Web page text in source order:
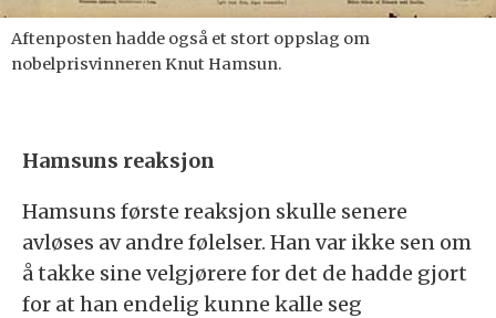
Aftenposten hadde også et stort oppslag om
nobelprisvinneren Knut Hamsun.
Hamsuns reaksjon
Hamsuns første reaksjon skulle senere
avløses av andre følelser. Han var ikke sen om
å takke sine velgjørere for det de hadde gjort
for at han endelig kunne kalle seg